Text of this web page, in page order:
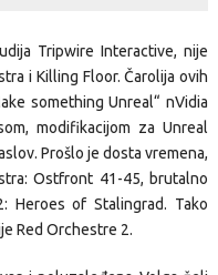
Tripwire Interactive, nije
i Killing Floor. Čarolija ovih
something Unreal“ nVidia
modifikacijom za Unreal
Prošlo je dosta vremena,
Ostfront 41-45, brutalno
Heroes of Stalingrad. Tako
Red Orchestre 2.